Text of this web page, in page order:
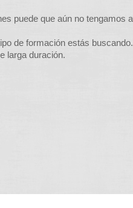
puede que aún no tengamos
de formación estás
larga duración.